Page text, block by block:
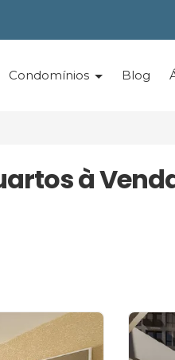
Condomínios Blog
à